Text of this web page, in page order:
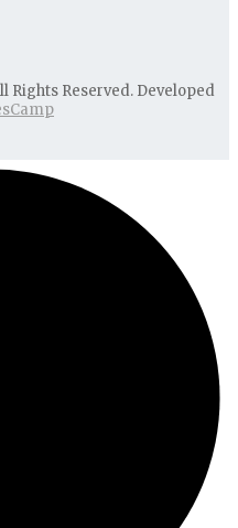
Rights Reserved. Developed